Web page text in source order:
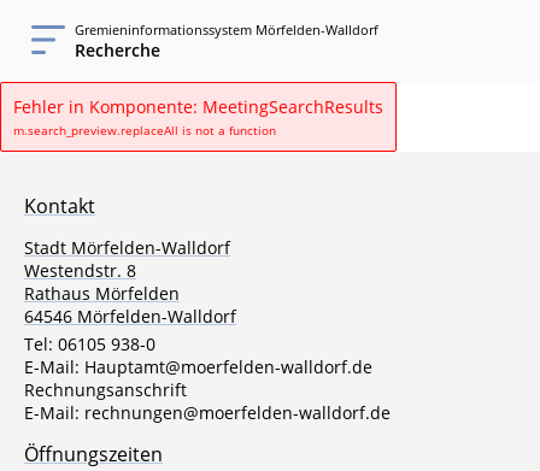
Gremieninformationssystem Mörfelden-Walldorf
Recherche
Fehler in Komponente: MeetingSearchResults
m.search_preview.replaceAll is not a function
Kontakt
Stadt Mörfelden-Walldorf
Westendstr. 8
Rathaus Mörfelden
64546 Mörfelden-Walldorf
Tel: 06105 938-0
E-Mail: Hauptamt@moerfelden-walldorf.de
Rechnungsanschrift
E-Mail: rechnungen@moerfelden-walldorf.de
Öffnungszeiten